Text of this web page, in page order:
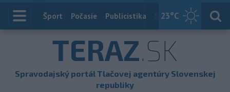
23°C
Index
Šport Počasie Publicistika Slovensko
TERAZ.SK
Spravodajský portál Tlačovej agentúry Slovenskej
republiky